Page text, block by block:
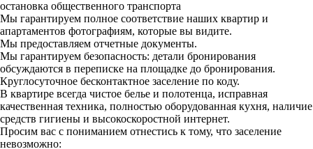
остановка общественного транспорта
Мы гарантируем полное соответствие наших квартир и
апартаментов фотографиям, которые вы видите.
Мы предоставляем отчетные документы.
Мы гарантируем безопасность: детали бронирования
обсуждаются в переписке на площадке до бронирования.
Круглосуточное бесконтактное заселение по коду.
В квартире всегда чистое белье и полотенца, исправная
качественная техника, полностью оборудованная кухня, наличие
средств гигиены и высокоскоростной интернет.
Просим вас с пониманием отнестись к тому, что заселение
невозможно: